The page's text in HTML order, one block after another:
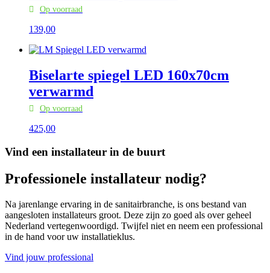
Op voorraad
139,00
Biselarte spiegel LED 160x70cm
verwarmd
Op voorraad
425,00
Vind een installateur in de buurt
Professionele installateur nodig?
Na jarenlange ervaring in de sanitairbranche, is ons bestand van
aangesloten installateurs groot. Deze zijn zo goed als over geheel
Nederland vertegenwoordigd. Twijfel niet en neem een professional
in de hand voor uw installatieklus.
Vind jouw professional